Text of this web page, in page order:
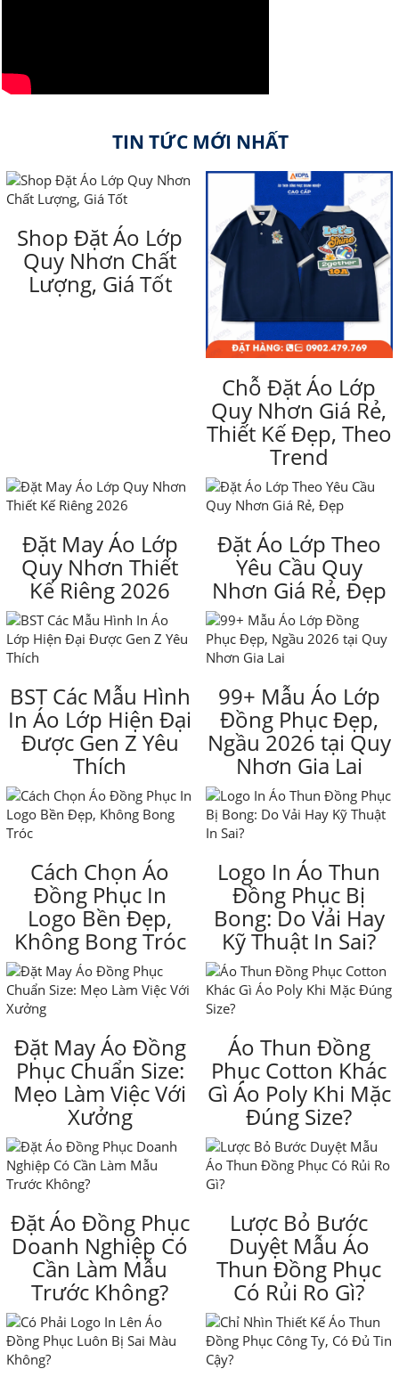
TIN TỨC MỚI NHẤT
Shop Đặt Áo Lớp
Quy Nhơn Chất
Lượng, Giá Tốt
Chỗ Đặt Áo Lớp
Quy Nhơn Giá Rẻ,
Thiết Kế Đẹp, Theo
Trend
Đặt May Áo Lớp
Quy Nhơn Thiết
Kế Riêng 2026
Đặt Áo Lớp Theo
Yêu Cầu Quy
Nhơn Giá Rẻ, Đẹp
BST Các Mẫu Hình
In Áo Lớp Hiện Đại
Được Gen Z Yêu
Thích
99+ Mẫu Áo Lớp
Đồng Phục Đẹp,
Ngầu 2026 tại Quy
Nhơn Gia Lai
Cách Chọn Áo
Đồng Phục In
Logo Bền Đẹp,
Không Bong Tróc
Logo In Áo Thun
Đồng Phục Bị
Bong: Do Vải Hay
Kỹ Thuật In Sai?
Đặt May Áo Đồng
Phục Chuẩn Size:
Mẹo Làm Việc Với
Xưởng
Áo Thun Đồng
Phục Cotton Khác
Gì Áo Poly Khi Mặc
Đúng Size?
Đặt Áo Đồng Phục
Doanh Nghiệp Có
Cần Làm Mẫu
Trước Không?
Lược Bỏ Bước
Duyệt Mẫu Áo
Thun Đồng Phục
Có Rủi Ro Gì?